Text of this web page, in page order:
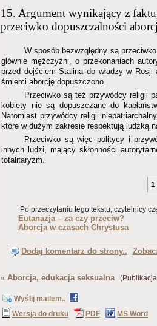
15. Argument wynikający z
przeciwko dopuszczalności
W sposób bezwzględny są
głównie mężczyźni, o przekonaniach
przed dojściem Stalina do władzy w Rosji
śmierci aborcję dopuszczono.
Przeciwko są też przywódcy religii
kobiety nie są dopuszczane do
Natomiast przywódcy religii
które w dużym zakresie respektują ludzką
Przeciwko są więc politycy i
innych ludzi, mający skłonności
totalitaryzm.
1
Po przeczytaniu tego tekstu, czytelnicy
Eutanazja – za czy przeciw?
Aborcja w czasach Chrystusa
Dodaj komentarz do strony..
« Aborcja, edukacja seksualna
Wyślij mailem..
Wersja do druku
PDF MS Word